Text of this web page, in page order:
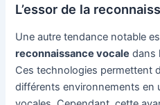
L’essor de la
Une autre tendance notable
reconnaissance vocale dans
Ces technologies permettent
différents environnements en